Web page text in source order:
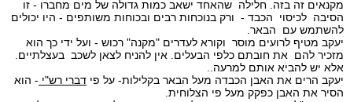
מקנאים זה בזה. חלילה שהאחד ישאב כמות גדולה של מים מחברו - זו
הסיבה לכיסוי הכבד - ורק בנוכחות רבים ובכוחות משותפים - היו יכולים
להשתמש עם הבאר.
יעקב מטיף לרועים מוסר וקורא לעדרים "מקנה" רכוש - ועל ידי כך הוא
מזכיר להם את חובתם כלפי הבעלים. אין להניח לצאן לשכב בעצלתיים.
אלא יש להביא אותם למרעה..
יעקב הרים את האבן הכבדה מעל הבאר בקלילות- על פי דברי רש"י - הוא
הסיר את האבן כפקק מעל פי הצלוחית.